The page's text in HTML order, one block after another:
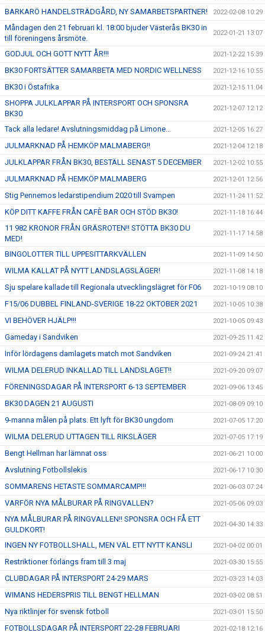
BARKARÖ HANDELSTRÄDGÅRD, NY SAMARBETSPARTNER! 2022-02-08 10:29
Måndagen den 21 februari kl. 18:00 bjuder Västerås BK30 in
till föreningens årsmöte.
2022-01-21 13:07
GODJUL OCH GOTT NYTT ÅR!!! 2021-12-22 15:39
BK30 FORTSÄTTER SAMARBETA MED NORDIC WELLNESS 2021-12-16 10:55
BK30 i Östafrika 2021-12-15 11:04
SHOPPA JULKLAPPAR PÅ INTERSPORT OCH SPONSRA
BK30
2021-12-07 12:12
Tack alla ledare! Avslutningsmiddag på Limone... 2021-12-05 16:27
JULMARKNAD PÅ HEMKÖP MALMABERG!! 2021-12-04 12:18
JULKLAPPAR FRÅN BK30, BESTÄLL SENAST 5 DECEMBER 2021-12-02 10:55
JULMARKNAD PÅ HEMKÖP MALMABERG 2021-12-01 12:56
Stig Pennemos ledarstipendium 2020 till Svampen 2021-11-24 11:52
KÖP DITT KAFFE FRÅN CAFÈ BAR OCH STÖD BK30! 2021-11-18 16:44
11 982 KRONOR FRÅN GRÄSROTEN!! STÖTTA BK30 DU
MED!
2021-11-17 14:58
BINGOLOTTER TILL UPPESITTARKVÄLLEN 2021-11-09 14:50
WILMA KALLAT PÅ NYTT LANDSLAGSLÄGER! 2021-11-08 14:18
Sju spelare kallade till Regionala utvecklingslägret för F06 2021-10-19 08:10
F15/06 DUBBEL FINLAND-SVERIGE 18-22 OKTOBER 2021 2021-10-05 10:38
VI BEHÖVER HJÄLP!!! 2021-10-05 09:43
Gameday i Sandviken 2021-09-25 11:42
Inför lördagens damlagets match mot Sandviken 2021-09-24 21:41
WILMA DELERUD INKALLAD TILL LANDSLAGET!! 2021-09-20 09:07
FÖRENINGSDAGAR PÅ INTERSPORT 6-13 SEPTEMBER 2021-09-06 13:45
BK30 DAGEN 21 AUGUSTI 2021-08-09 09:10
9-manna målen på plats. Ett lyft för BK30 ungdom 2021-07-05 17:20
WILMA DELERUD UTTAGEN TILL RIKSLÄGER 2021-07-05 17:19
Bengt Hellman har lämnat oss 2021-06-21 10:00
Avslutning Fotbollslekis 2021-06-17 10:30
SOMMARENS HETASTE SOMMARCAMP!!! 2021-06-03 07:24
VARFÖR NYA MÅLBURAR PÅ RINGVALLEN? 2021-05-06 09:03
NYA MÅLBURAR PÅ RINGVALLEN!! SPONSRA OCH FÅ ETT
GULDKORT!
2021-04-30 14:33
INGEN NY FOTBOLLSHALL, MEN VÄL ETT NYTT KANSLI 2021-04-02 00:01
Restriktioner förlängs fram till 3 maj 2021-03-30 15:55
CLUBDAGAR PÅ INTERSPORT 24-29 MARS 2021-03-23 14:03
WIMANS HEDERSPRIS TILL BENGT HELLMAN 2021-03-02 08:51
Nya riktlinjer för svensk fotboll 2021-03-01 15:50
FOTBOLLSDAGAR PÅ INTERSPORT 22-28 FEBRUARI 2021-02-18 12:16